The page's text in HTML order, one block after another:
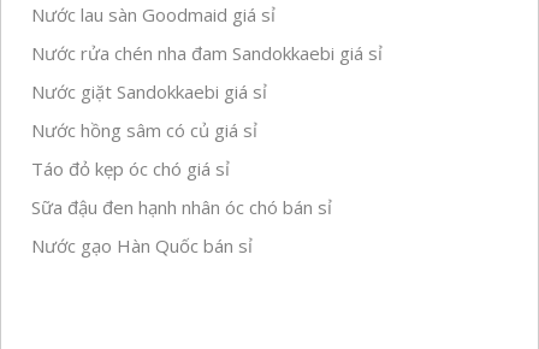
Nước lau sàn Goodmaid giá sỉ
Nước rửa chén nha đam Sandokkaebi giá sỉ
Nước giặt Sandokkaebi giá sỉ
Nước hồng sâm có củ giá sỉ
Táo đỏ kẹp óc chó giá sỉ
Sữa đậu đen hạnh nhân óc chó bán sỉ
Nước gạo Hàn Quốc bán sỉ